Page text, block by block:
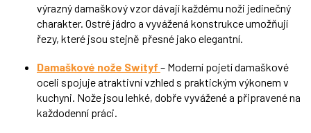
výrazný damaškový vzor dávají každému noži jedinečný
charakter. Ostré jádro a vyvážená konstrukce umožňují
řezy, které jsou stejně přesné jako elegantní.
Damaškové nože Swityf – Moderní pojetí damaškové
oceli spojuje atraktivní vzhled s praktickým výkonem v
kuchyni. Nože jsou lehké, dobře vyvážené a připravené na
každodenní práci.